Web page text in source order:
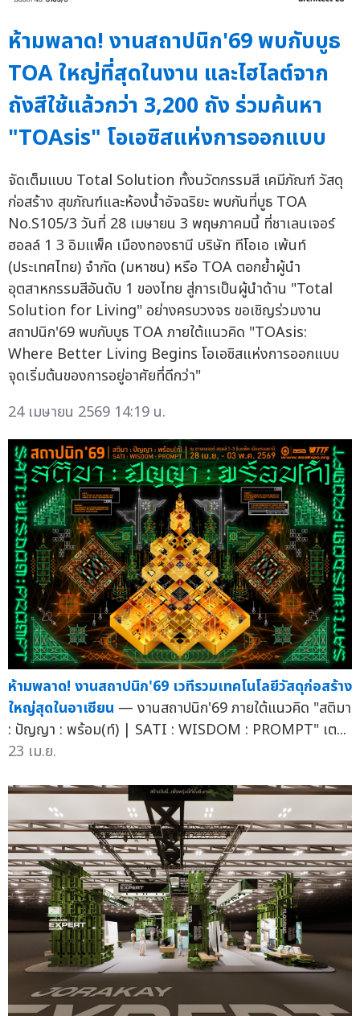
ห้ามพลาด! งานสถาปนิก'69 พบกับบูธ
TOA ใหญ่ที่สุดในงาน และไฮไลต์จาก
ถังสีใช้แล้วกว่า 3,200 ถัง ร่วมค้นหา
"TOAsis" โอเอซิสแห่งการออกแบบ
จัดเต็มแบบ Total Solution ทั้งนวัตกรรมสี เคมีภัณฑ์ วัสดุ
ก่อสร้าง สุขภัณฑ์และห้องน้ำอัจฉริยะ พบกันที่บูธ TOA
No.S105/3 วันที่ 28 เมษายน 3 พฤษภาคมนี้ ที่ชาเลนเจอร์
ฮอลล์ 1 3 อิมแพ็ค เมืองทองธานี บริษัท ทีโอเอ เพ้นท์
(ประเทศไทย) จำกัด (มหาชน) หรือ TOA ตอกย้ำผู้นำ
อุตสาหกรรมสีอันดับ 1 ของไทย สู่การเป็นผู้นำด้าน "Total
Solution for Living" อย่างครบวงจร ขอเชิญร่วมงาน
สถาปนิก'69 พบกับบูธ TOA ภายใต้แนวคิด "TOAsis:
Where Better Living Begins โอเอซิสแห่งการออกแบบ
จุดเริ่มต้นของการอยู่อาศัยที่ดีกว่า"
24 เมษายน 2569 14:19 น.
ห้ามพลาด! งานสถาปนิก'69 เวทีรวมเทคโนโลยีวัสดุก่อสร้าง
ใหญ่สุดในอาเซียน — งานสถาปนิก'69 ภายใต้แนวคิด "สติมา
: ปัญญา : พร้อม(ท์) | SATI : WISDOM : PROMPT" เต...
23 เม.ย.